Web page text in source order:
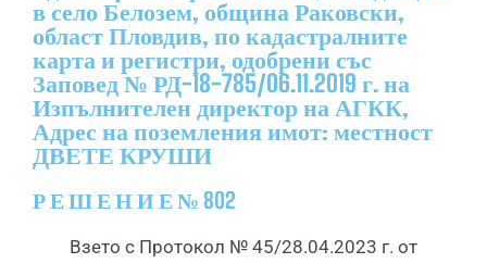
в село Белозем, община Раковски,
област Пловдив, по кадастралните
карта и регистри, одобрени със
Заповед № РД-18-785/06.11.2019 г. на
Изпълнителен директор на АГКК,
Адрес на поземления имот: местност
ДВЕТЕ КРУШИ
Р Е Ш Е Н И Е № 802
Взето с Протокол № 45/28.04.2023 г. от